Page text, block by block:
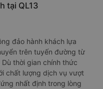
tại QL13
đảo hành khách lựa
trên tuyến đường từ
thời gian chính thức
chất lượng dịch vụ vượt
nhất định trong lòng